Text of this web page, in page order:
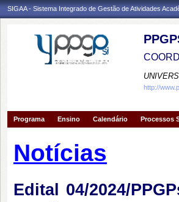
SIGAA - Sistema Integrado de Gestão de Atividades
http://
Programa Ensino Calendário Processos
Notícias
Edital 04/2024/